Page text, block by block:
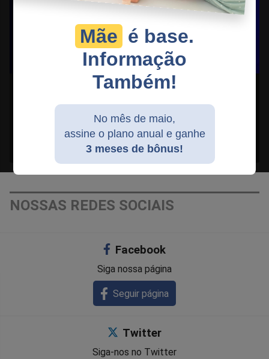
Mãe é base.
Informação
Também!
No mês de maio,
assine o plano anual e ganhe
3 meses de bônus!
EXCLUSIVO: Jornalista Claudio Dantas abre o jogo
e conta tudo no JCO Entrevista (veja o vídeo)
NOSSAS REDES SOCIAIS
Facebook
Siga nossa página
Seguir página
Twitter
Siga-nos no Twitter